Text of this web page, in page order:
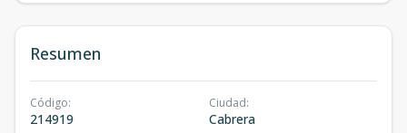
Resumen
Código:
214919
Ciudad:
Cabrera